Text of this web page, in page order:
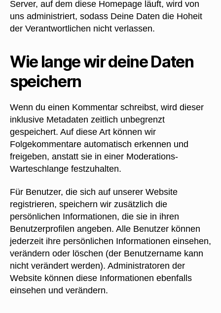
Server, auf dem diese Homepage läuft, wird von
uns administriert, sodass Deine Daten die Hoheit
der Verantwortlichen nicht verlassen.
Wie lange wir deine Daten
speichern
Wenn du einen Kommentar schreibst, wird dieser
inklusive Metadaten zeitlich unbegrenzt
gespeichert. Auf diese Art können wir
Folgekommentare automatisch erkennen und
freigeben, anstatt sie in einer Moderations-
Warteschlange festzuhalten.
Für Benutzer, die sich auf unserer Website
registrieren, speichern wir zusätzlich die
persönlichen Informationen, die sie in ihren
Benutzerprofilen angeben. Alle Benutzer können
jederzeit ihre persönlichen Informationen einsehen,
verändern oder löschen (der Benutzername kann
nicht verändert werden). Administratoren der
Website können diese Informationen ebenfalls
einsehen und verändern.